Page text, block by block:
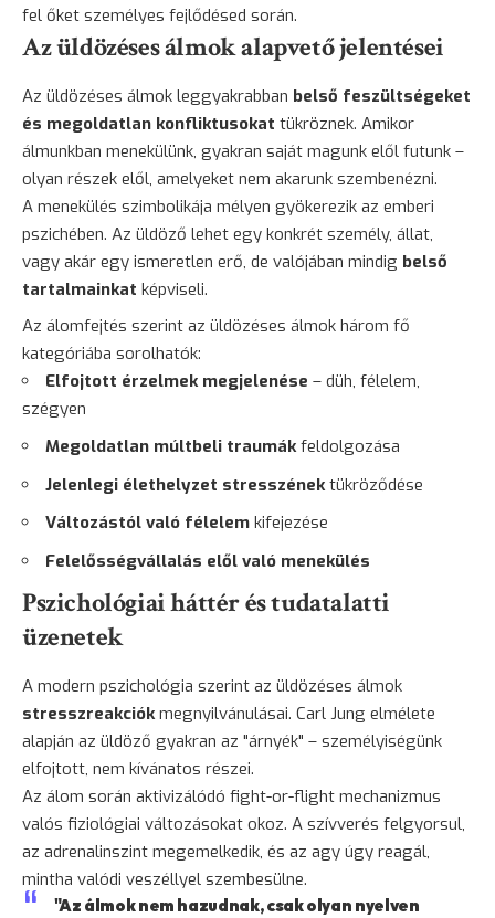
fel őket személyes fejlődésed során.
Az üldözéses álmok alapvető jelentései
Az üldözéses álmok leggyakrabban belső feszültségeket
és megoldatlan konfliktusokat tükröznek. Amikor
álmunkban menekülünk, gyakran saját magunk elől futunk –
olyan részek elől, amelyeket nem akarunk szembenézni.
A menekülés szimbolikája mélyen gyökerezik az emberi
pszichében. Az üldöző lehet egy konkrét személy, állat,
vagy akár egy ismeretlen erő, de valójában mindig belső
tartalmainkat képviseli.
Az álomfejtés szerint az üldözéses álmok három fő
kategóriába sorolhatók:
Elfojtott érzelmek megjelenése – düh, félelem,
szégyen
Megoldatlan múltbeli traumákfeldolgozása
Jelenlegi élethelyzet stresszénektükröződése
Változástól való félelem kifejezése
Felelősségvállalás elől való menekülés
Pszichológiai háttér és tudatalatti
üzenetek
A modern pszichológia szerint az üldözéses álmok
stresszreakciókmegnyilvánulásai. Carl Jung elmélete
alapján az üldöző gyakran az "árnyék" – személyiségünk
elfojtott, nem kívánatos részei.
Az álom során aktivizálódó fight-or-flight mechanizmus
valós fiziológiai változásokat okoz. A szívverés felgyorsul,
az adrenalinszint megemelkedik, és az agy úgy reagál,
mintha valódi veszéllyel szembesülne.
"Az álmok nem hazudnak, csak olyan nyelven